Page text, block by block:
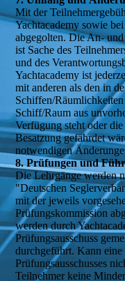
Mit der
Yachtacademy sowie
abgegolten. Die An-
ist Sache des
und des
Yachtacademy ist
mit anderen als den in
Schiffen/
Schiff/Raum aus
Verfügung steht oder
Besatzung gefährdet
notwendigen
8. Prüfungen und
Die Lehrgänge werden
"Deutschen
mit der jeweils
Prüfungskommission
werden durch
Prüfungsausschuss
durchgeführt. Kann eine
Prüfungsausschusses
Teilnehmer keine